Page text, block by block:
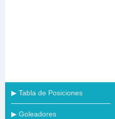
▶ Tabla de Posiciones
▶ Goleadores